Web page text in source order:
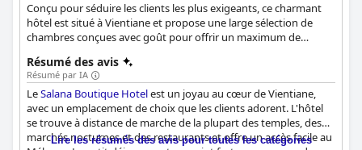
Conçu pour séduire les clients les plus exigeants, ce charmant
hôtel est situé à Vientiane et propose une large sélection de
chambres conçues avec goût pour offrir un maximum de
Résumé des avis
Résumé par IA
LeSalana Boutique Hotelest un joyau au cœur de Vientiane,
avec un emplacement de choix que les clients adorent. L'hôtel
se trouve à distance de marche de la plupart des temples, des
marchés nocturnes et des restaurants et offre un accès facile au
Lire les résumés des avis pour toutes les catégories